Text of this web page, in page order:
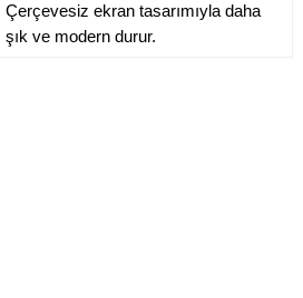
Çerçevesiz ekran tasarımıyla daha
şık ve modern durur.